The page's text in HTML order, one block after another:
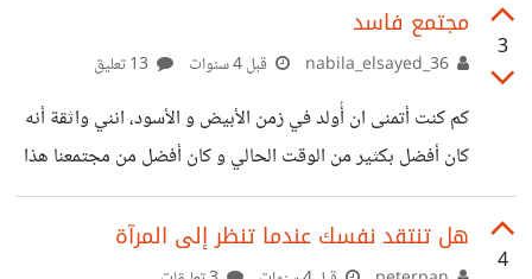
دون ان يشعر المريض لانه تحت التخدير ؟ وهو لم يتوصل بعد
هذا جواب منطقي ؟ دائمآ اتساءل عن سر وجود الانسان الذي
يعتبر اعقل وارشد كائنات الارض اذا كان بهذا الذكاء لماذا لا
يستطيع ايقاف الموت ؟ المؤمن وانا
3
مجتمع فاسد
قبل 4 سنوات
كم كنت أتمنى ان أُولد في زمن الأبيض و الأسود، انني واثقة أنه
كان أفضل بكثير من الوقت الحالي و كان أفضل من مجتمعنا هذا
بالتأكيد، انا حقاً لم أكره أكثر من هذا المجتمع وهذة العقول!
بالطبع كان في زمن الأبيض و الأسود مصائب و عقول مريضة
كثيرة ولكن المؤكد أنه ليس كما نحن عليه الآن، لقد أوشكت على
4
هل تنتقد نفسك عندما تنظر إلى المرآة